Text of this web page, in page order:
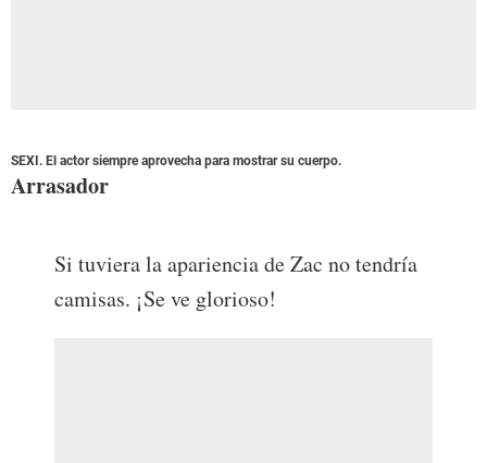
SEXI. El actor siempre aprovecha para mostrar su cuerpo.
Arrasador
Si tuviera la apariencia de Zac no tendría
camisas. ¡Se ve glorioso!